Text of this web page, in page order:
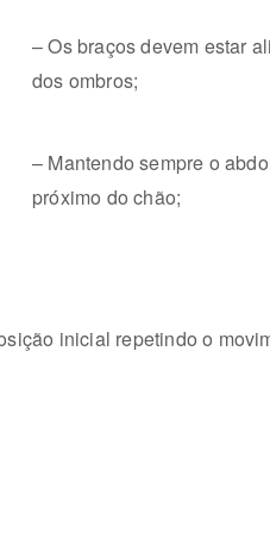
– Os braços devem estar
dos ombros;
– Mantendo sempre o
próximo do chão;
inicial repetindo o